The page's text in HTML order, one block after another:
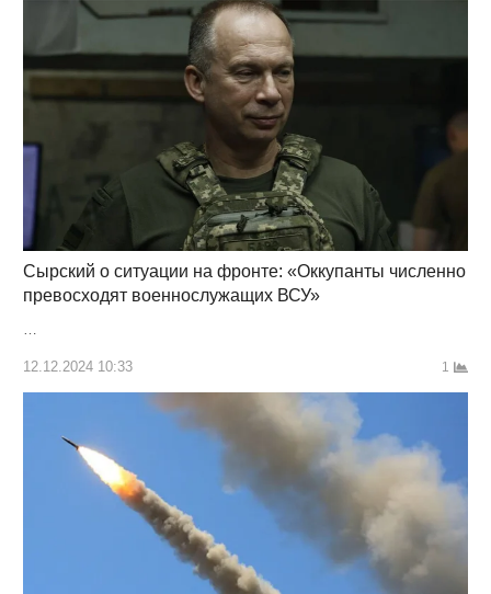
Сырский о ситуации на фронте: «Оккупанты численно
превосходят военнослужащих ВСУ»
12.12.2024 10:33 1